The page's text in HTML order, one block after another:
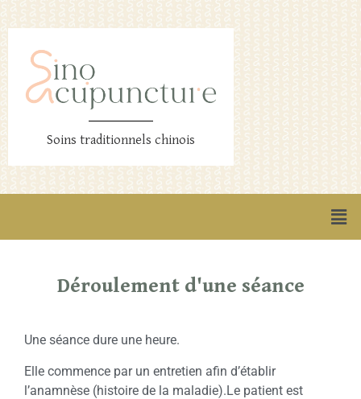
Soins traditionnels chinois
Déroulement d'une séance
Une séance dure une heure.
Elle commence par un entretien afin d’établir
l’anamnèse (histoire de la maladie).Le patient est